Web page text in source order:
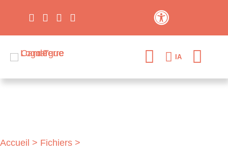
IA
Accueil > Fichiers >